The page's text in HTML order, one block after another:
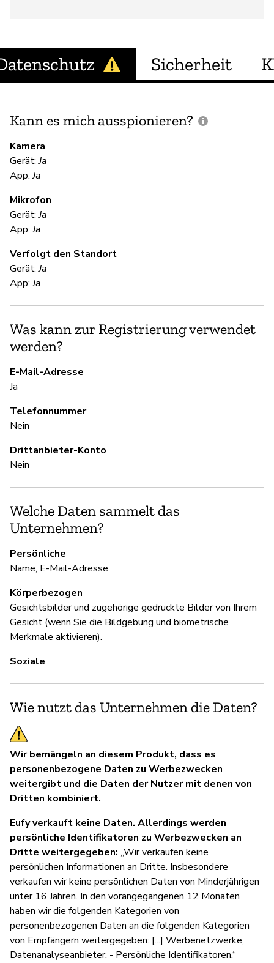
Sicherheit
Kann es mich ausspionieren?
Kamera
Gerät:Ja
App:Ja
Mikrofon
Gerät:Ja
App:Ja
Verfolgt den Standort
Gerät:Ja
App:Ja
Was kann zur Registrierung verwendet
werden?
E-Mail-Adresse
Ja
Telefonnummer
Nein
Drittanbieter-Konto
Nein
Welche Daten sammelt das
Unternehmen?
Persönliche
Name, E-Mail-Adresse
Körperbezogen
Gesichtsbilder und zugehörige gedruckte Bilder von Ihrem
Gesicht (wenn Sie die Bildgebung und biometrische
Merkmale aktivieren).
Soziale
Wie nutzt das Unternehmen die Daten?
Wir bemängeln an diesem Produkt, dass es
personenbezogene Daten zu Werbezwecken
weitergibt und die Daten der Nutzer mit denen von
Dritten kombiniert.
Eufy verkauft keine Daten. Allerdings werden
persönliche Identifikatoren zu Werbezwecken an
Dritte weitergegeben: „Wir verkaufen keine
persönlichen Informationen an Dritte. Insbesondere
verkaufen wir keine persönlichen Daten von Minderjährigen
unter 16 Jahren. In den vorangegangenen 12 Monaten
haben wir die folgenden Kategorien von
personenbezogenen Daten an die folgenden Kategorien
von Empfängern weitergegeben: [...] Werbenetzwerke,
Datenanalyseanbieter. - Persönliche Identifikatoren.“